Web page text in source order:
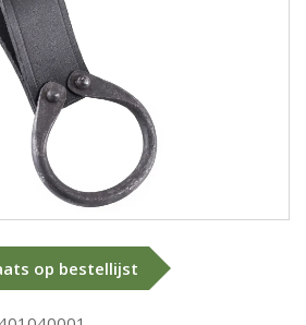
op bestellijst